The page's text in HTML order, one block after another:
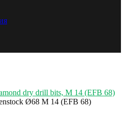
dry drill bits, M 14 (EFB 68)
Ø68 M 14 (EFB 68)